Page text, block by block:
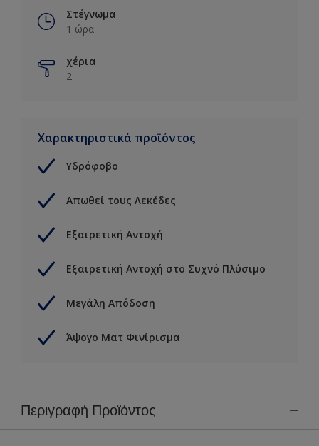
Στέγνωμα
1 ώρα
χέρια
2
Χαρακτηριστικά προϊόντος
Υδρόφοβο
Απωθεί τους Λεκέδες
Εξαιρετική Αντοχή
Εξαιρετική Αντοχή στο Συχνό Πλύσιμο
Μεγάλη Απόδοση
Άψογο Ματ Φινίρισμα
Περιγραφή Προϊόντος